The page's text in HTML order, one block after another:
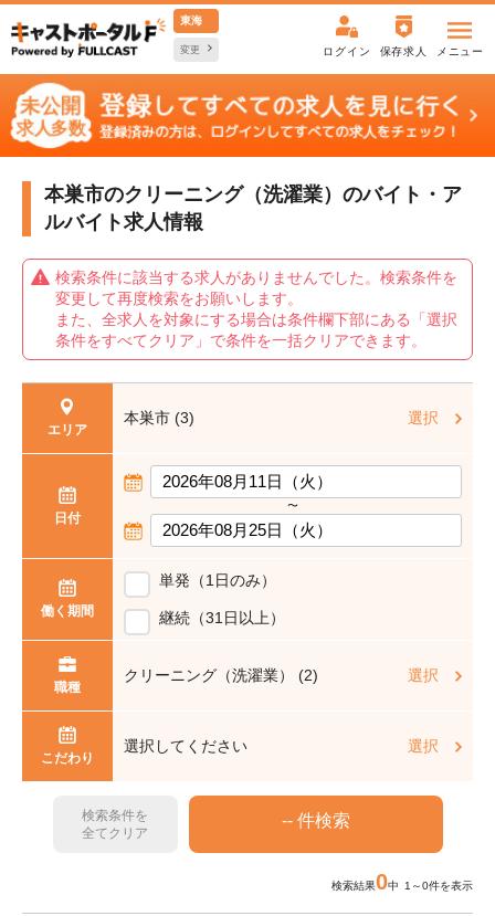
東海
変更 ログイン 保存求人 メニュー
本巣市のクリーニング（洗濯業）のバイト・ア
ルバイト求人情報
検索条件に該当する求人がありませんでした。検索条件を
変更して再度検索をお願いします。
また、全求人を対象にする場合は条件欄下部にある「選択
条件をすべてクリア」で条件を一括クリアできます。
エリア
本巣市 (3) 選択
日付
〜
働く期間
単発（1日のみ）
継続（31日以上）
職種
クリーニング（洗濯業） (2) 選択
こだわり
選択してください 選択
検索条件を
全てクリア
検索結果0中 1～0件を表示